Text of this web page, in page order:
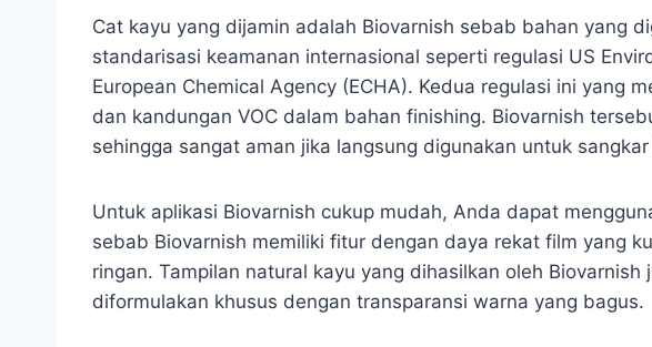
Cat kayu yang dijamin adalah Biovarnish sebab bahan yang
standarisasi keamanan internasional seperti regulasi US
European Chemical Agency (ECHA). Kedua regulasi ini yang
dan kandungan VOC dalam bahan finishing. Biovarnish
sehingga sangat aman jika langsung digunakan untuk
Untuk aplikasi Biovarnish cukup mudah, Anda dapat
sebab Biovarnish memiliki fitur dengan daya rekat film yang
ringan. Tampilan natural kayu yang dihasilkan oleh
diformulakan khusus dengan transparansi warna yang bagus.